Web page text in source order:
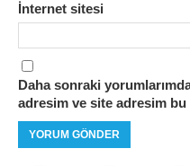
İnternet sitesi
Daha sonraki
adresim ve site adresim bu